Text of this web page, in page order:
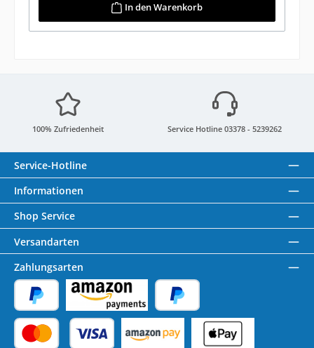
In den Warenkorb
100% Zufriedenheit Service Hotline 03378 - 5239262
Service-Hotline
Informationen
Shop Service
Versandarten
Zahlungsarten
PayPal Amazon Pay Später Bezahlen